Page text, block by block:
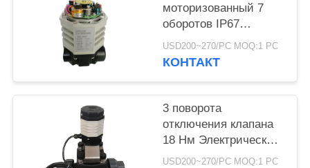
моторизованный 7
оборотов IP67
многоворотной
приводной
USD200~270/PC MOQ:1 PC
КОНТАКТ
3 поворота
отключения клапана
18 Нм Электрический
клапан-актуатор
USD200~270/PC MOQ:1 PC